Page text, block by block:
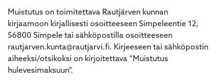
Muistutus on toimitettava Rautjärven kunnan
kirjaamoon kirjallisesti osoitteeseen Simpeleentie 12,
56800 Simpele tai sähköpostilla osoitteeseen
rautjarven.kunta@rautjarvi.fi. Kirjeeseen tai sähköpostin
aiheeksi/otsikoksi on kirjoitettava ”Muistutus
hulevesimaksuun”.